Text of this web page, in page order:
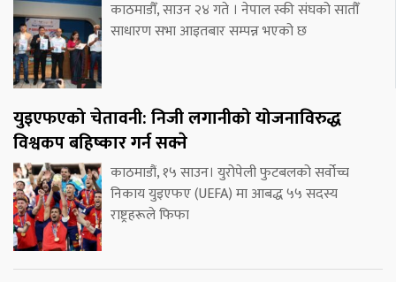
काठमाडौँ, साउन २४ गते । नेपाल स्की संघको सातौँ
साधारण सभा आइतबार सम्पन्न भएको छ
युइएफएको चेतावनी: निजी लगानीको योजनाविरुद्ध
विश्वकप बहिष्कार गर्न सक्ने
काठमाडौं, १५ साउन। युरोपेली फुटबलको सर्वोच्च
निकाय युइएफए (UEFA) मा आबद्ध ५५ सदस्य
राष्ट्रहरूले फिफा